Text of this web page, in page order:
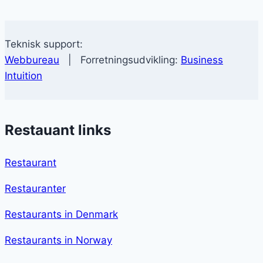
Teknisk support:
Webbureau | Forretningsudvikling: Business
Intuition
Restauant links
Restaurant
Restauranter
Restaurants in Denmark
Restaurants in Norway